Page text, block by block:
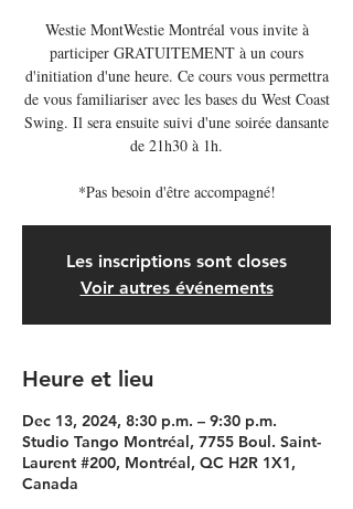
Westie MontWestie Montréal vous invite à
participer GRATUITEMENT à un cours
d'initiation d'une heure. Ce cours vous permettra
de vous familiariser avec les bases du West Coast
Swing. Il sera ensuite suivi d'une soirée dansante
de 21h30 à 1h.
*Pas besoin d'être accompagné!
Les inscriptions sont closes
Voir autres événements
Heure et lieu
Dec 13, 2024, 8:30 p.m. – 9:30 p.m.
Studio Tango Montréal, 7755 Boul. Saint-
Laurent #200, Montréal, QC H2R 1X1,
Canada